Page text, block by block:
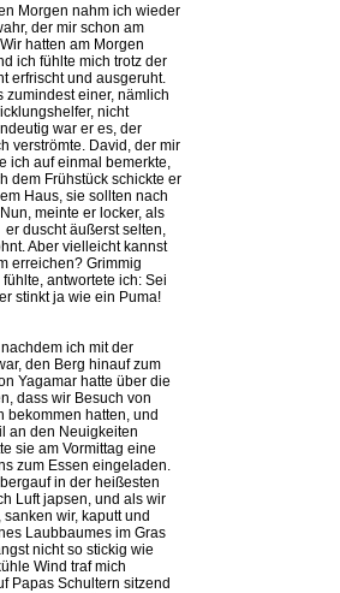
Morgen nahm ich wieder
der mir schon am
hatten am Morgen
ich fühlte mich trotz der
erfrischt und ausgeruht.
zumindest einer, nämlich
nicht
war er es, der
verströmte. David, der mir
ich auf einmal bemerkte,
dem Frühstück schickte er
Haus, sie sollten nach
meinte er locker, als
duscht äußerst selten,
Aber vielleicht kannst
erreichen? Grimmig
antwortete ich: Sei
stinkt ja wie ein Puma!
ich mit der
den Berg hinauf zum
Yagamar hatte über die
dass wir Besuch von
bekommen hatten, und
an den Neuigkeiten
sie am Vormittag eine
zum Essen eingeladen.
in der heißesten
Luft japsen, und als wir
wir, kaputt und
Laubbaumes im Gras
nicht so stickig wie
Wind traf mich
Papas Schultern sitzend